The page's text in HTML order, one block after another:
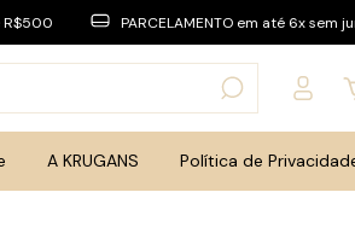
R$500 PARCELAMENTO em até 6x sem
A KRUGANS Política de